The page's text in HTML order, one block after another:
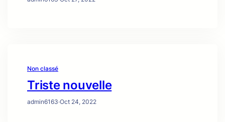
Non classé
Triste nouvelle
admin6163·Oct 24, 2022